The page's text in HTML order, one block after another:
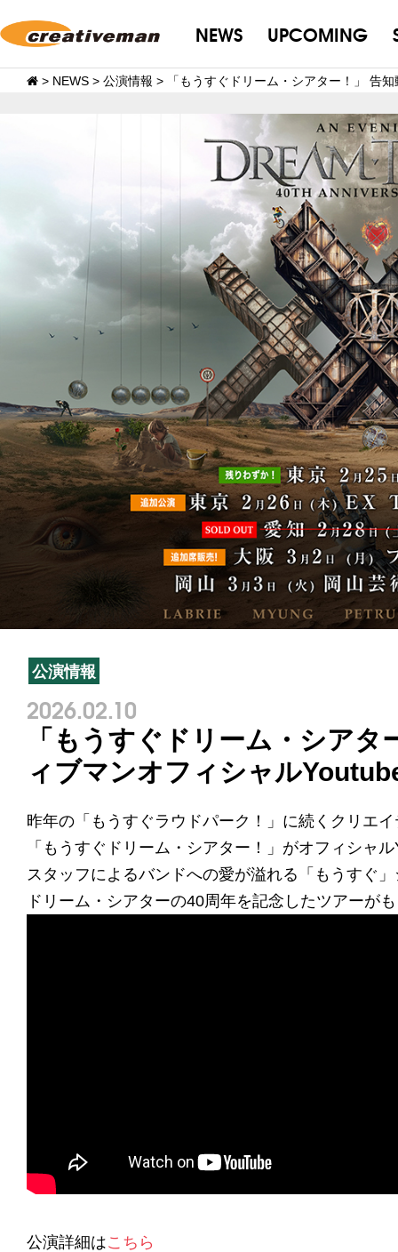
NEWS UPCOMING
> NEWS > 公演情報 > 「もうすぐドリーム・シアター！」 告
公演情報
2026.02.10
「もうすぐドリーム・シア
ィブマンオフィシャル
昨年の「もうすぐラウドパーク！」に続くクリエ
「もうすぐドリーム・シアター！」がオフィシャ
スタッフによるバンドへの愛が溢れる「もうすぐ
ドリーム・シアターの40周年を記念したツアーが
公演詳細はこちら